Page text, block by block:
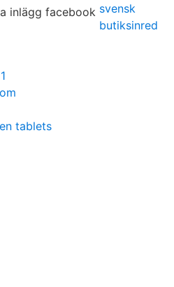
svensk
butiksinred
tablets